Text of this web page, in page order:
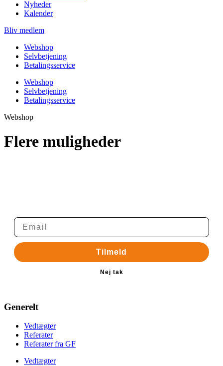
Nyheder
Kalender
Bliv medlem
Webshop
Selvbetjening
Betalingsservice
Webshop
Selvbetjening
Betalingsservice
Webshop
Flere muligheder
Tilmeld
Nej tak
Generelt
Vedtægter
Referater
Referater fra GF
Vedtægter